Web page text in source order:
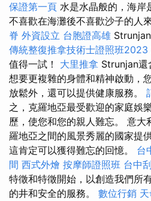
保證第一頁 水是水晶般的，海岸
不喜歡在海灘後不喜歡沙子的人
脊 外資設立 台胞證高雄
傳統整復推拿技術士證照班2023
值得一試！ 大里推拿 Strunjan還
想要更複雜的身體和精神啟動，
放鬆外，還可以提供健康服務。
之，克羅地亞最受歡迎的家庭娛
歷，使您和您的親人難忘。 意大
羅地亞之間的風景秀麗的國家提
這肯定可以獲得難忘的回憶。 台
間 西式外燴 按摩師證照班 台中
特徵和特徵開始，以創造我們所
的井和安全的服務。 數位行銷